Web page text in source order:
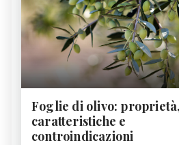
Foglie di olivo: proprietà,
caratteristiche e
controindicazioni